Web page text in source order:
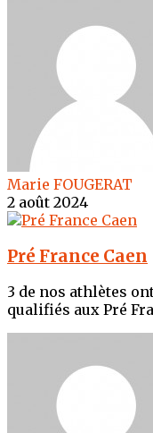
Marie FOUGERAT
2 août 2024
Pré France Caen
3 de nos athlètes
qualifiés aux Pré